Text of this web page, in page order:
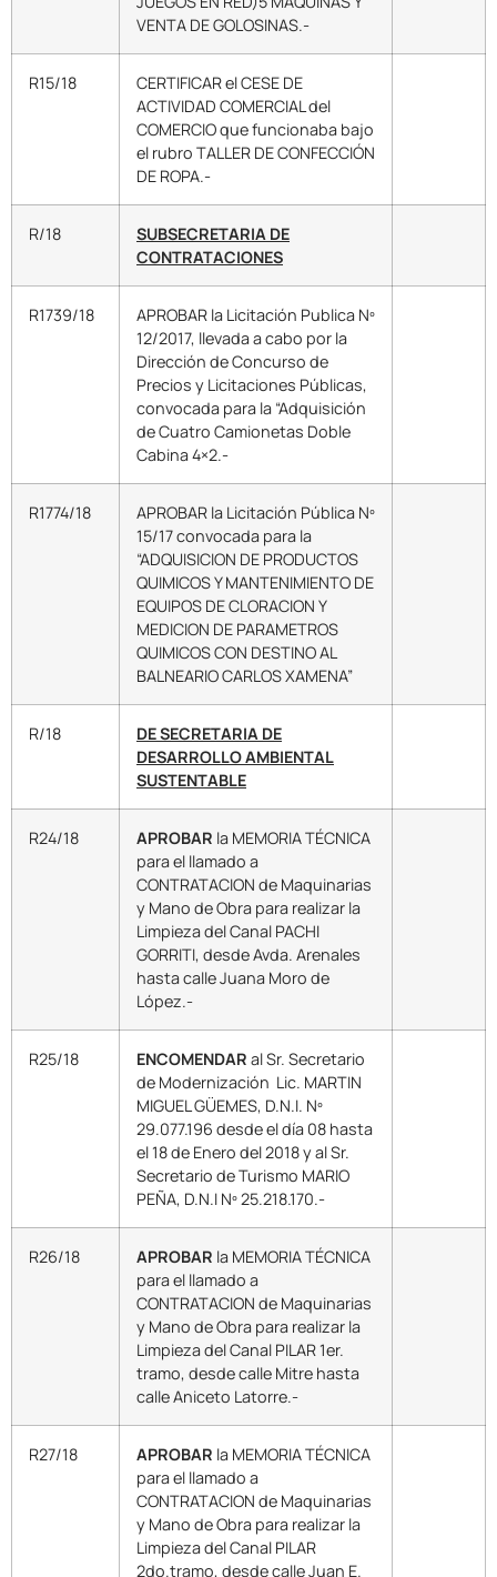
VENTA DE GOLOSINAS.-
R15/18
CERTIFICAR el CESE DE
ACTIVIDAD COMERCIAL del
COMERCIO que funcionaba bajo
el rubro TALLER DE CONFECCIÓN
DE ROPA.-
R/18
SUBSECRETARIA DE
CONTRATACIONES
R1739/18
APROBAR la Licitación Publica Nº
12/2017, llevada a cabo por la
Dirección de Concurso de
Precios y Licitaciones Públicas,
convocada para la “Adquisición
de Cuatro Camionetas Doble
Cabina 4×2.-
R1774/18
APROBAR la Licitación Pública Nº
15/17 convocada para la
“ADQUISICION DE PRODUCTOS
QUIMICOS Y MANTENIMIENTO DE
EQUIPOS DE CLORACION Y
MEDICION DE PARAMETROS
QUIMICOS CON DESTINO AL
BALNEARIO CARLOS XAMENA”
R/18
DE SECRETARIA DE
DESARROLLO AMBIENTAL
SUSTENTABLE
R24/18 APROBAR la MEMORIA TÉCNICA
para el llamado a
CONTRATACION de Maquinarias
y Mano de Obra para realizar la
Limpieza del Canal PACHI
GORRITI, desde Avda. Arenales
hasta calle Juana Moro de
López.-
R25/18 ENCOMENDAR al Sr. Secretario
de Modernización Lic. MARTIN
MIGUEL GÜEMES, D.N.I. Nº
29.077.196 desde el día 08 hasta
el 18 de Enero del 2018 y al Sr.
Secretario de Turismo MARIO
PEÑA, D.N.I Nº 25.218.170.-
R26/18 APROBAR la MEMORIA TÉCNICA
para el llamado a
CONTRATACION de Maquinarias
y Mano de Obra para realizar la
Limpieza del Canal PILAR 1er.
tramo, desde calle Mitre hasta
calle Aniceto Latorre.-
R27/18 APROBAR la MEMORIA TÉCNICA
para el llamado a
CONTRATACION de Maquinarias
y Mano de Obra para realizar la
Limpieza del Canal PILAR
2do.tramo, desde calle Juan E.